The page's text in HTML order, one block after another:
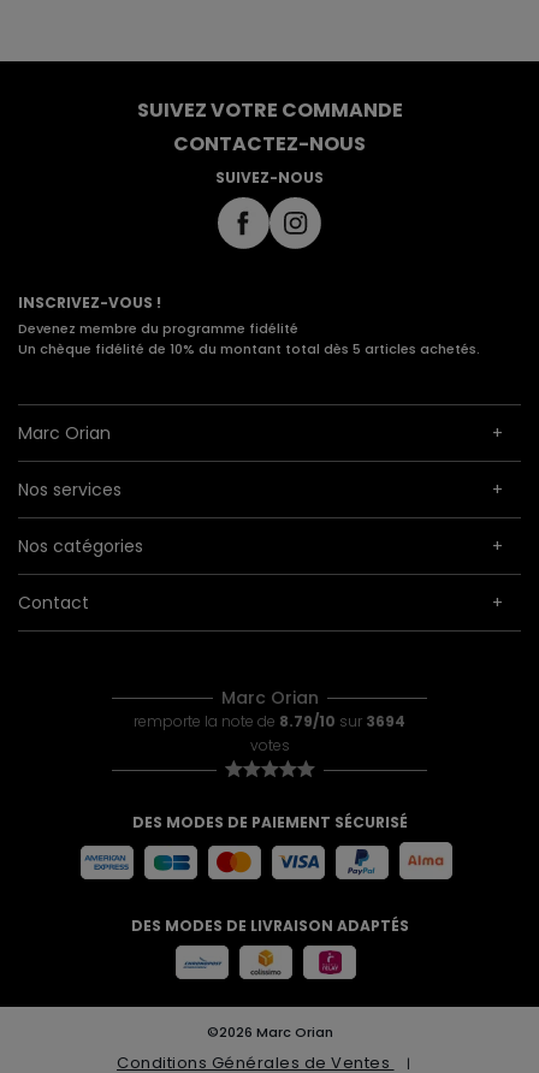
SUIVEZ VOTRE COMMANDE
CONTACTEZ-NOUS
SUIVEZ-NOUS
INSCRIVEZ-VOUS !
Devenez membre du programme fidélité
Un chèque fidélité de 10% du montant total dès 5 articles achetés.
Marc Orian
Nos services
Nos catégories
Contact
Marc Orian
remporte la note de 8.79/10 sur 3694
votes
DES MODES DE PAIEMENT SÉCURISÉ
DES MODES DE LIVRAISON ADAPTÉS
©2026 Marc Orian
Conditions Générales de Ventes